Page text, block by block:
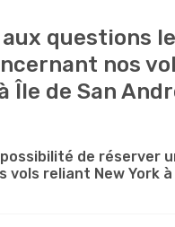
aux questions
nos
Île de San
de réserver
vols reliant New York à